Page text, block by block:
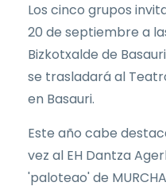
Los cinco grupos
20 de septiembre a
Bizkotxalde de
se trasladará al
en Basauri.
Este año cabe
vez al EH Dantza
'paloteao' de